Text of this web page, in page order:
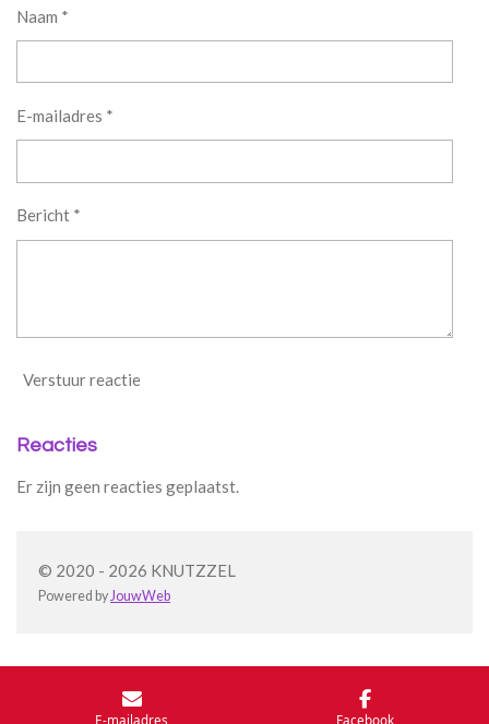
Naam *
E-mailadres *
Bericht *
Verstuur reactie
Reacties
Er zijn geen reacties geplaatst.
© 2020 - 2026 KNUTZZEL
Powered by JouwWeb
E-mailadres Facebook